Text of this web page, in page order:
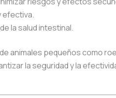
efectiva.
la salud intestinal.
animales pequeños como
la seguridad y la